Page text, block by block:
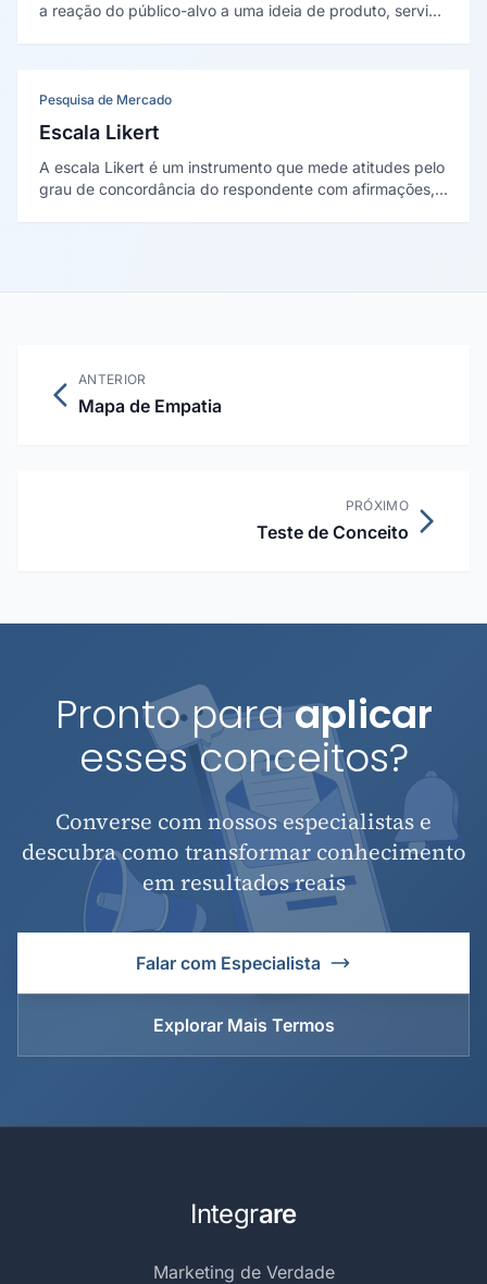
a reação do público-alvo a uma ideia de produto, serviço
Pesquisa de Mercado
Escala Likert
A escala Likert é um instrumento que mede atitudes pelo
grau de concordância do respondente com afirmações,
ANTERIOR
Mapa de Empatia
PRÓXIMO
Teste de Conceito
Pronto paraaplicar
esses conceitos?
Converse com nossos especialistas e
descubra como transformar conhecimento
em resultados reais
Falar com Especialista
Explorar Mais Termos
Integrare
Marketing de Verdade